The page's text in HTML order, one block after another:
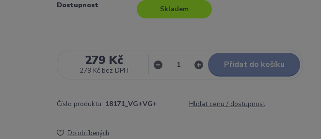
Dostupnost Skladem
279 Kč
279 Kč bez DPH
Přidat do košíku
Číslo produktu: 18171_VG+VG+ Hlídat cenu / dostupnost
Do oblíbených